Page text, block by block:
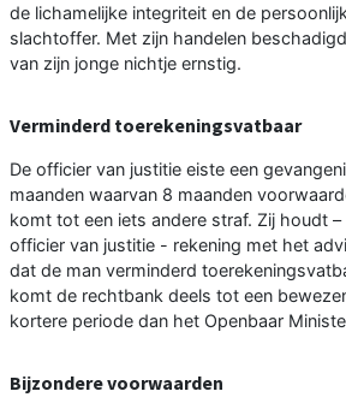
de lichamelijke integriteit en de
slachtoffer. Met zijn handelen
van zijn jonge nichtje ernstig.
Verminderd toerekeningsvatbaar
De officier van justitie eiste een
maanden waarvan 8 maanden
komt tot een iets andere straf. Zij houdt
officier van justitie - rekening met het
dat de man verminderd
komt de rechtbank deels tot een
kortere periode dan het Openbaar
Bijzondere voorwaarden